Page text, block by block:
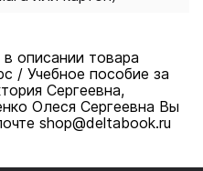
описании товара
/ Учебное пособие за
Сергеевна,
Олеся Сергеевна Вы
shop@deltabook.ru